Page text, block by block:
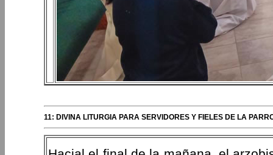
11: DIVINA LITURGIA PARA SERVIDORES Y FIELES DE LA